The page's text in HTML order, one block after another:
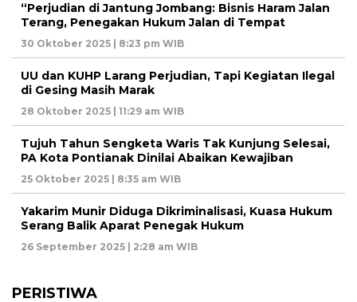
“Perjudian di Jantung Jombang: Bisnis Haram Jalan
Terang, Penegakan Hukum Jalan di Tempat
30 Oktober 2025 | 8:23 pm WIB
UU dan KUHP Larang Perjudian, Tapi Kegiatan Ilegal
di Gesing Masih Marak
28 Oktober 2025 | 11:29 am WIB
Tujuh Tahun Sengketa Waris Tak Kunjung Selesai,
PA Kota Pontianak Dinilai Abaikan Kewajiban
25 Oktober 2025 | 8:35 am WIB
Yakarim Munir Diduga Dikriminalisasi, Kuasa Hukum
Serang Balik Aparat Penegak Hukum
26 September 2025 | 2:28 am WIB
PERISTIWA